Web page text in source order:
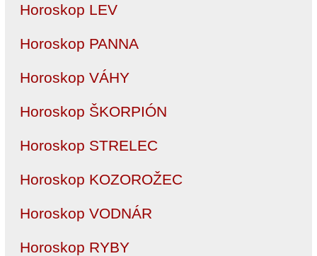
Horoskop LEV
Horoskop PANNA
Horoskop VÁHY
Horoskop ŠKORPIÓN
Horoskop STRELEC
Horoskop KOZOROŽEC
Horoskop VODNÁR
Horoskop RYBY